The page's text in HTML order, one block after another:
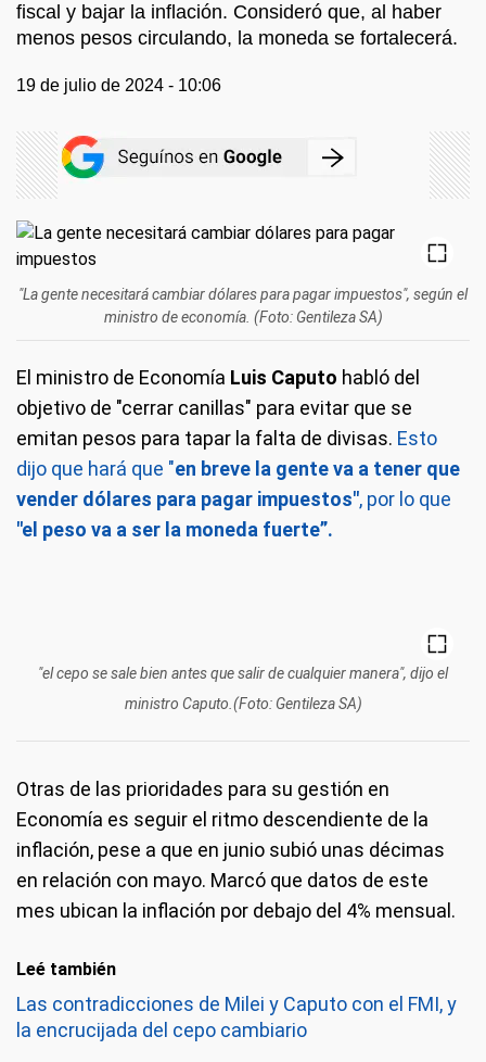
fiscal y bajar la inflación. Consideró que, al haber
menos pesos circulando, la moneda se fortalecerá.
19 de julio de 2024 - 10:06
"La gente necesitará cambiar dólares para pagar impuestos", según el
ministro de economía. (Foto: Gentileza SA)
El ministro de Economía Luis Caputo habló del
objetivo de "cerrar canillas" para evitar que se
emitan pesos para tapar la falta de divisas. Esto
dijo que hará que "en breve la gente va a tener que
vender dólares para pagar impuestos", por lo que
"el peso va a ser la moneda fuerte”.
"el cepo se sale bien antes que salir de cualquier manera", dijo el
ministro Caputo.(Foto: Gentileza SA)
Otras de las prioridades para su gestión en
Economía es seguir el ritmo descendiente de la
inflación, pese a que en junio subió unas décimas
en relación con mayo. Marcó que datos de este
mes ubican la inflación por debajo del 4% mensual.
Leé también
Las contradicciones de Milei y Caputo con el FMI, y
la encrucijada del cepo cambiario